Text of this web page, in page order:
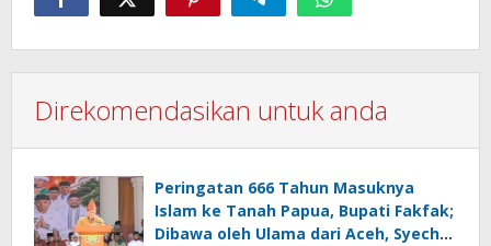
Direkomendasikan untuk anda
Peringatan 666 Tahun Masuknya
Islam ke Tanah Papua, Bupati Fakfak;
Dibawa oleh Ulama dari Aceh, Syech